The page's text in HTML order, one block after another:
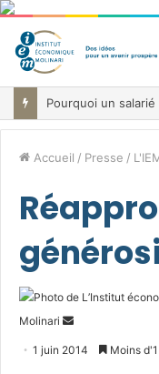
Accueil / Presse /
Molinari
Envoyer
1 juin 2014 Moins